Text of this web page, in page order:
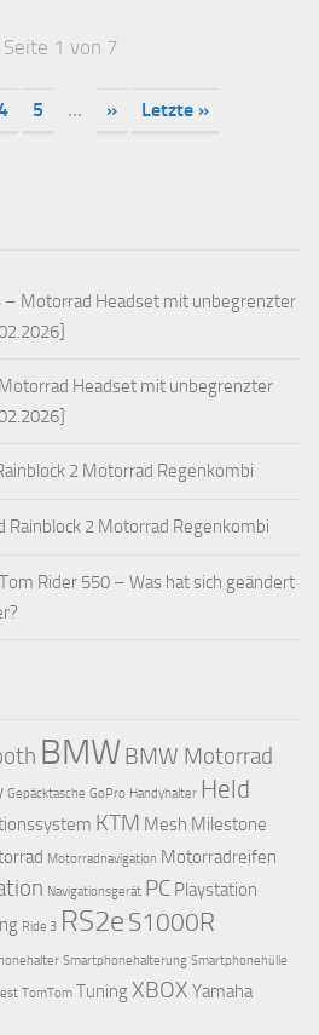
Seite 1 von 7
5 ... » Letzte »
– Motorrad Headset mit unbegrenzter
Headset mit unbegrenzter
2 Motorrad Regenkombi
Rainblock 2 Motorrad Regenkombi
Rider 550 – Was hat sich geändert
BMWBMW Motorrad
Gepäcktasche GoPro Handyhalter Held
KTM Mesh Milestone
Motorradnavigation Motorradreifen
Navigationsgerät PC Playstation
Ride 3 RS2e S1000R
Smartphonehalterung Smartphonehülle
TomTom TuningXBOX Yamaha